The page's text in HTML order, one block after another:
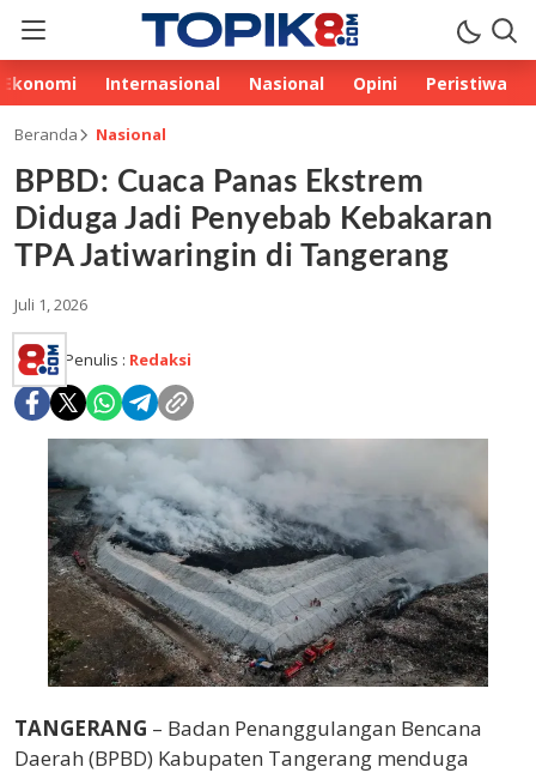
Ekonomi Internasional Nasional Opini Peristiwa
Beranda Nasional
BPBD: Cuaca Panas Ekstrem
Diduga Jadi Penyebab Kebakaran
TPA Jatiwaringin di Tangerang
Juli 1, 2026
Penulis : Redaksi
TANGERANG – Badan Penanggulangan Bencana
Daerah (BPBD) Kabupaten Tangerang menduga